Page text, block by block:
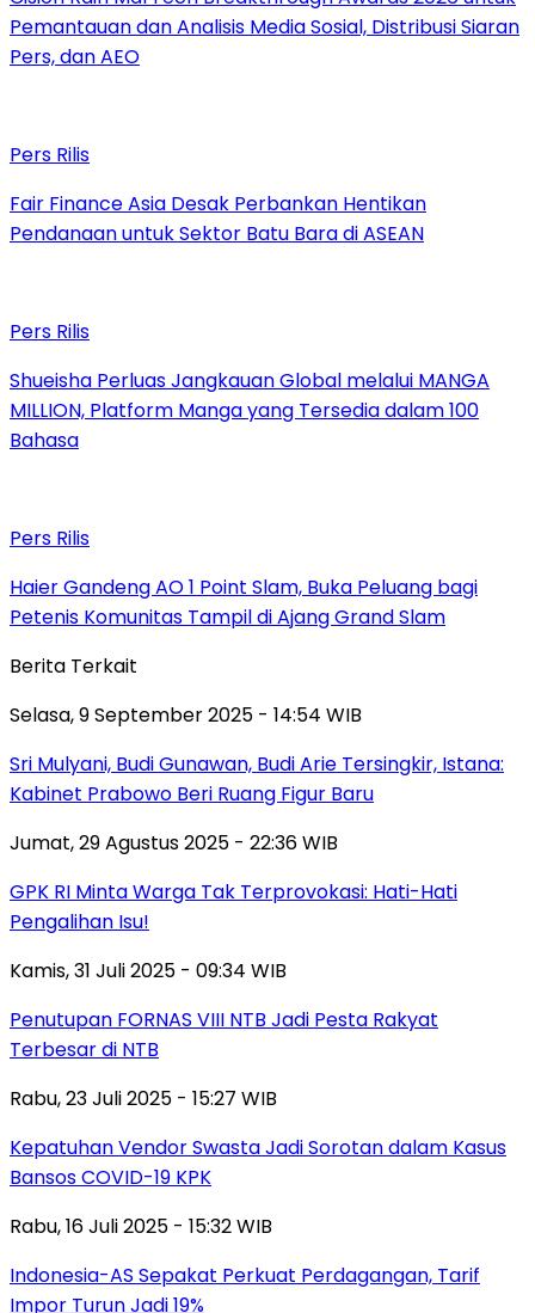
Pemantauan dan Analisis Media Sosial, Distribusi Siaran
Pers, dan AEO
Pers Rilis
Fair Finance Asia Desak Perbankan Hentikan
Pendanaan untuk Sektor Batu Bara di ASEAN
Pers Rilis
Shueisha Perluas Jangkauan Global melalui MANGA
MILLION, Platform Manga yang Tersedia dalam 100
Bahasa
Pers Rilis
Haier Gandeng AO 1 Point Slam, Buka Peluang bagi
Petenis Komunitas Tampil di Ajang Grand Slam
Berita Terkait
Selasa, 9 September 2025 - 14:54 WIB
Sri Mulyani, Budi Gunawan, Budi Arie Tersingkir, Istana:
Kabinet Prabowo Beri Ruang Figur Baru
Jumat, 29 Agustus 2025 - 22:36 WIB
GPK RI Minta Warga Tak Terprovokasi: Hati-Hati
Pengalihan Isu!
Kamis, 31 Juli 2025 - 09:34 WIB
Penutupan FORNAS VIII NTB Jadi Pesta Rakyat
Terbesar di NTB
Rabu, 23 Juli 2025 - 15:27 WIB
Kepatuhan Vendor Swasta Jadi Sorotan dalam Kasus
Bansos COVID-19 KPK
Rabu, 16 Juli 2025 - 15:32 WIB
Indonesia-AS Sepakat Perkuat Perdagangan, Tarif
Impor Turun Jadi 19%